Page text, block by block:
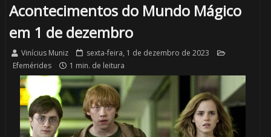
Acontecimentos do Mundo Mágico
em 1 de dezembro
Vinícius Muniz
sexta-feira, 1 de dezembro de 2023
Efemérides
1 min. de leitura